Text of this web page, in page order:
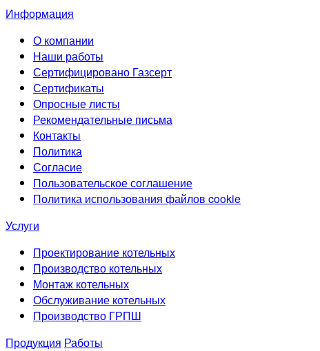
Информация
О компании
Наши работы
Сертифицировано Газсерт
Сертификаты
Опросные листы
Рекомендательные письма
Контакты
Политика
Согласие
Пользовательское соглашение
Политика использования файлов cookie
Услуги
Проектирование котельных
Производство котельных
Монтаж котельных
Обслуживание котельных
Производство ГРПШ
Продукция Работы